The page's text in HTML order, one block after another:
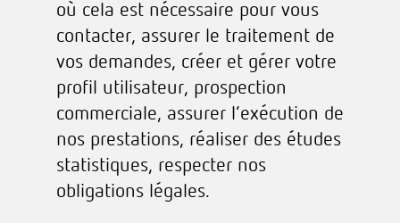
où cela est nécessaire pour vous
contacter, assurer le traitement de
vos demandes, créer et gérer votre
profil utilisateur, prospection
commerciale, assurer l’exécution de
nos prestations, réaliser des études
statistiques, respecter nos
obligations légales.